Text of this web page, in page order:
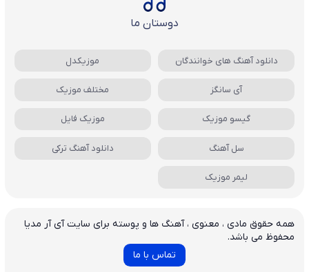
دوستان ما
دانلود آهنگ های خوانندگان موزیکدل
آی سانگز مختلف موزیک
گیسو موزیک موزیک فایل
سل آهنگ دانلود آهنگ ترکی
لیمر موزیک
همه حقوق مادی ، معنوی ، آهنگ ها و پوسته برای سایت آی آر مدیا
محفوظ می باشد.
تماس با ما